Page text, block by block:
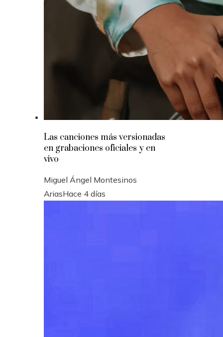
Las canciones más versionadas
en grabaciones oficiales y en
vivo
Miguel Ángel Montesinos
AriasHace 4 días